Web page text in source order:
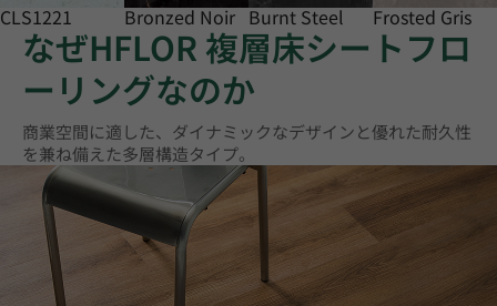
CLS1221 Bronzed Noir Burnt Steel Frosted Gris
なぜHFLOR 複層床シートフロ
ーリングなのか
商業空間に適した、ダイナミックなデザインと優れた耐久性
を兼ね備えた多層構造タイプ。